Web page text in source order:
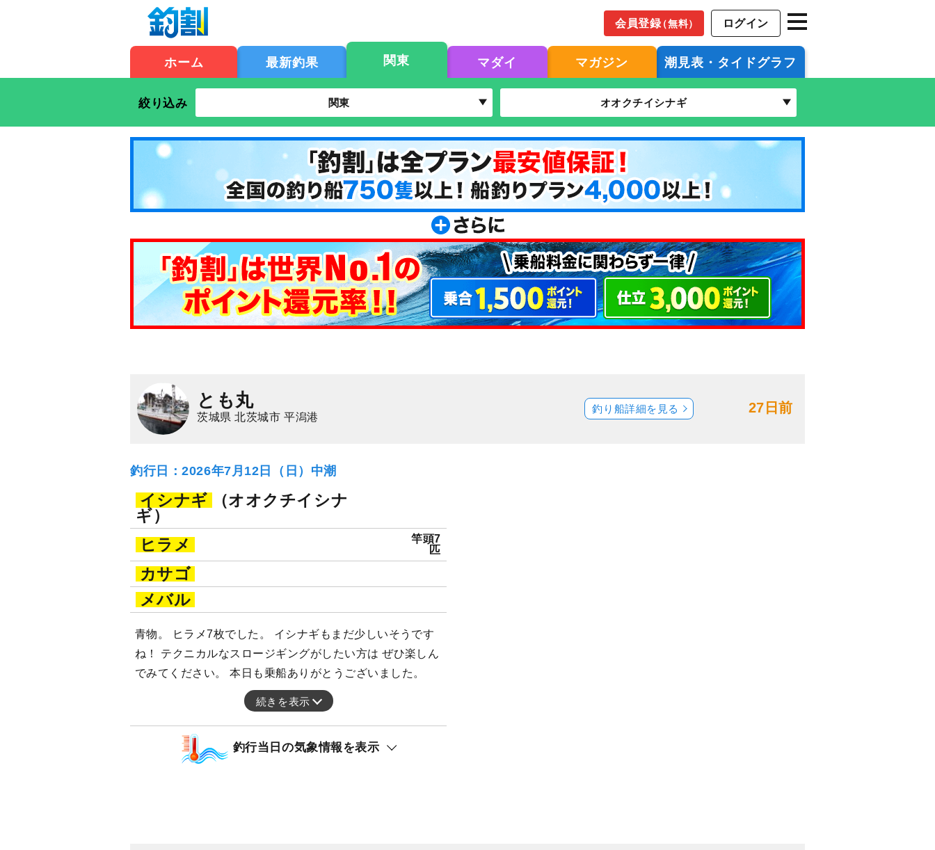
会員登録（無料） ログイン
ホーム 最新釣果 関東 マダイ マガジン 潮見表・タイドグラフ
絞り込み 関東 オオクチイシナギ
とも丸
茨城県 北茨城市 平潟港
27日前
釣り船詳細を見る
釣行日：2026年7月12日（日）中潮
イシナギ
（オオクチイシナ
ギ）
ヒラメ
竿頭7
匹
カサゴ
メバル
青物。 ヒラメ7枚でした。 イシナギもまだ少しいそうです
ね！ テクニカルなスロージギングがしたい方は ぜひ楽しん
でみてください。 本日も乗船ありがとうございました。
続きを表示
釣行当日の気象情報を表示